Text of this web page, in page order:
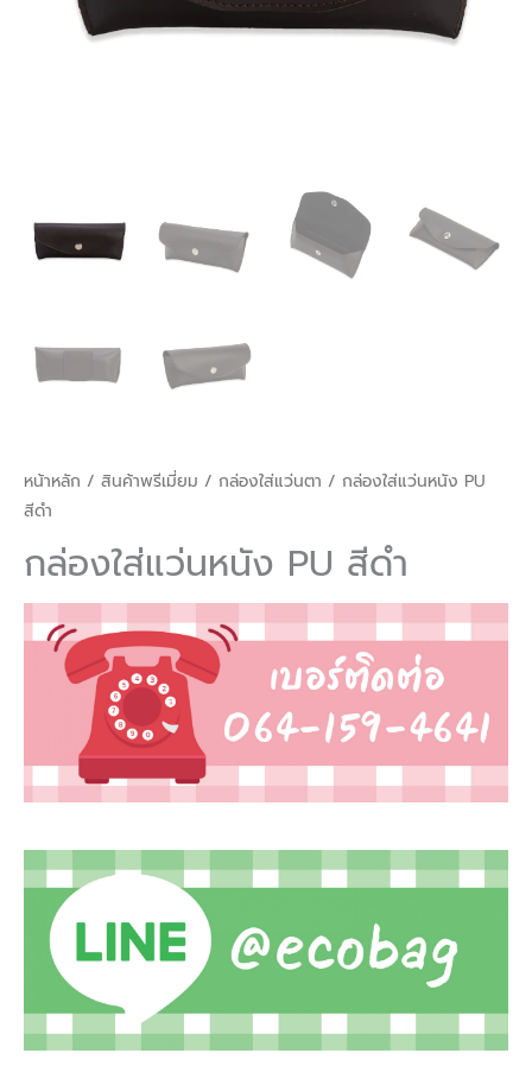
หน้าหลัก / สินค้าพรีเมี่ยม / กล่องใส่แว่นตา / กล่องใส่แว่นหนัง PU
สีดำ
กล่องใส่แว่นหนัง PU สีดำ